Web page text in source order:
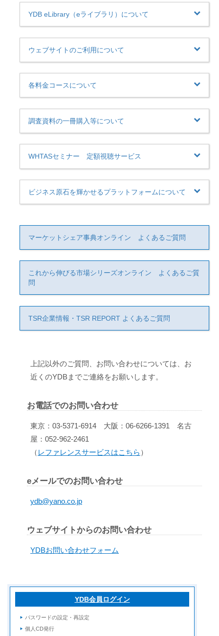
YDB eLibrary（eライブラリ）について
ウェブサイトのご利用について
各料金コースについて
調査資料の一冊購入等について
WHTASセミナー 定額視聴サービス
ビジネス原石を輝かせるプラットフォームについて
マーケットシェア事典オンライン よくあるご質問
これから伸びる市場シリーズオンライン よくあるご質
問
TSR企業情報・TSR REPORT よくあるご質問
上記以外のご質問、お問い合わせについては、お
近くのYDBまでご連絡をお願いします。
お電話でのお問い合わせ
東京：03-5371-6914 大阪：06-6266-1391 名古
屋：052-962-2461
（ レファレンスサービスはこちら ）
eメールでのお問い合わせ
ydb@yano.co.jp
ウェブサイトからのお問い合わせ
YDBお問い合わせフォーム
YDB会員ログイン
パスワードの設定・再設定
個人CD発行